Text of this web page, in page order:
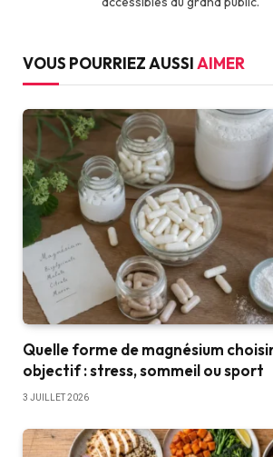
VOUS POURRIEZ AUSSIAIMER
Quelle forme de magnésium
objectif : stress, sommeil ou sport
3 JUILLET 2026